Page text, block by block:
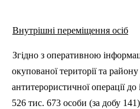
Внутрішні переміщення осіб
Згідно з оперативною
окупованої території та
антитерористичної операції
526 тис. 673 особи (за добу